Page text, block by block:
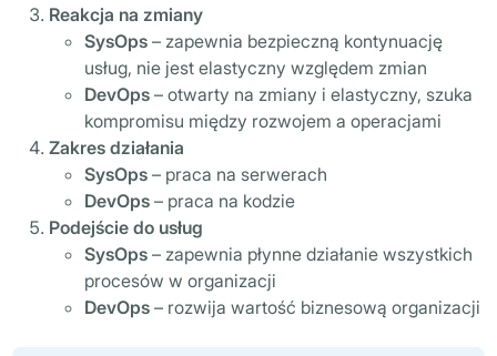
Reakcja na zmiany
SysOps – zapewnia bezpieczną kontynuację
usług, nie jest elastyczny względem zmian
DevOps – otwarty na zmiany i elastyczny, szuka
kompromisu między rozwojem a operacjami
Zakres działania
SysOps – praca na serwerach
DevOps – praca na kodzie
Podejście do usług
SysOps – zapewnia płynne działanie wszystkich
procesów w organizacji
DevOps – rozwija wartość biznesową organizacji